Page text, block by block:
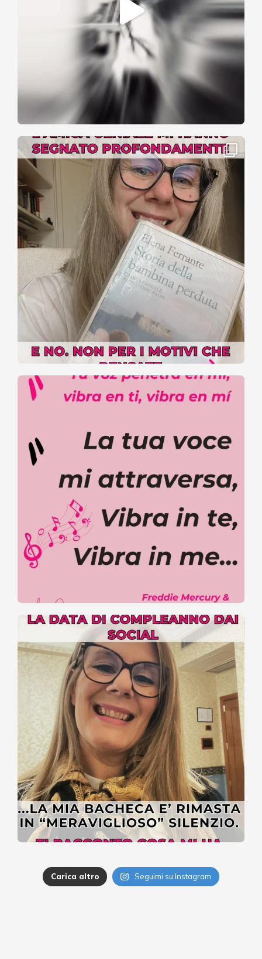
Carica altro Seguimi su Instagram